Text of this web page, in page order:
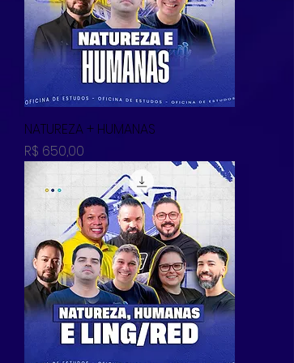
NATUREZA + HUMANAS
Preço
R$ 650,00